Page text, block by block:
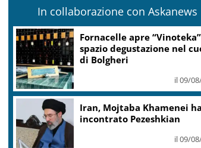
In collaborazione con Askanews
Fornacelle apre “Vinoteka”
spazio degustazione nel
di Bolgheri
il 09/
Iran, Mojtaba Khamenei ha
incontrato Pezeshkian
il 09/